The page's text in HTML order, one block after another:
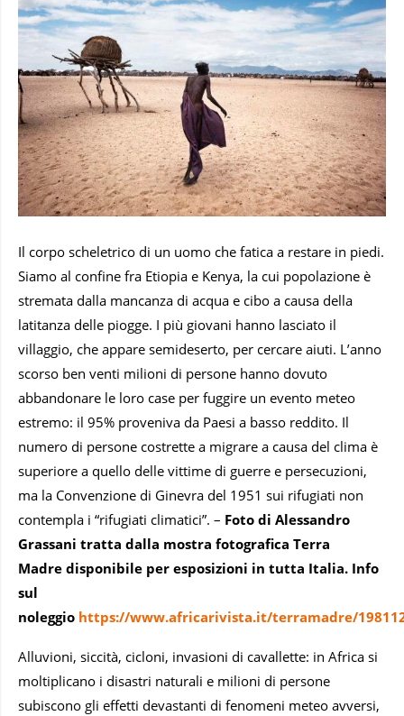
Il corpo scheletrico di un uomo che fatica a restare in piedi.
Siamo al confine fra Etiopia e Kenya, la cui popolazione è
stremata dalla mancanza di acqua e cibo a causa della
latitanza delle piogge. I più giovani hanno lasciato il
villaggio, che appare semideserto, per cercare aiuti. L’anno
scorso ben venti milioni di persone hanno dovuto
abbandonare le loro case per fuggire un evento meteo
estremo: il 95% proveniva da Paesi a basso reddito. Il
numero di persone costrette a migrare a causa del clima è
superiore a quello delle vittime di guerre e persecuzioni,
ma la Convenzione di Ginevra del 1951 sui rifugiati non
contempla i “rifugiati climatici”. – Foto di Alessandro
Grassani tratta dalla mostra fotografica Terra
Madre disponibile per esposizioni in tutta Italia. Info
sul
noleggio https://www.africarivista.it/terramadre/
Alluvioni, siccità, cicloni, invasioni di cavallette: in Africa si
moltiplicano i disastri naturali e milioni di persone
subiscono gli effetti devastanti di fenomeni meteo avversi,